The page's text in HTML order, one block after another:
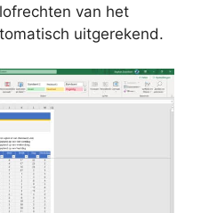
van het
uitgerekend.